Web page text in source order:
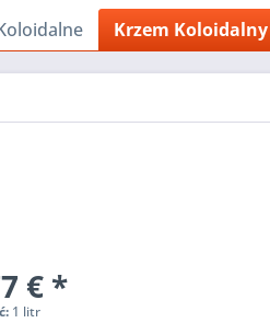
Krzem Koloidalny
€ *
1 litr